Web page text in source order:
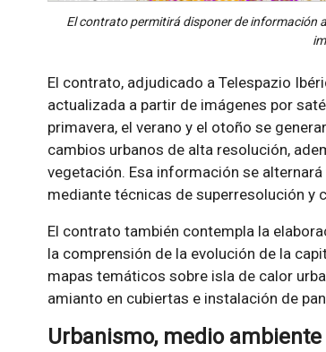
El contrato permitirá disponer de información
El contrato, adjudicado a Telespazio
actualizada a partir de imágenes por
primavera, el verano y el otoño se
cambios urbanos de alta resolución,
vegetación. Esa información se
mediante técnicas de superresolución y
El contrato también contempla la
la comprensión de la evolución de la
mapas temáticos sobre isla de calor
amianto en cubiertas e instalación de
Urbanismo, medio